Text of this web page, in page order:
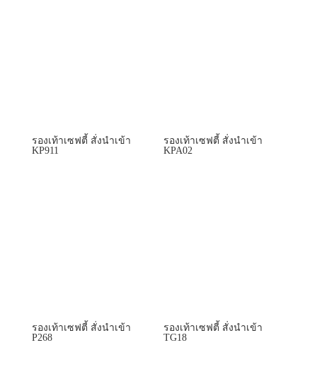
รองเท้าเซฟตี้ สั่งนำเข้า
KP911
รองเท้าเซฟตี้ สั่งนำเข้า
KPA02
รองเท้าเซฟตี้ สั่งนำเข้า
P268
รองเท้าเซฟตี้ สั่งนำเข้า
TG18